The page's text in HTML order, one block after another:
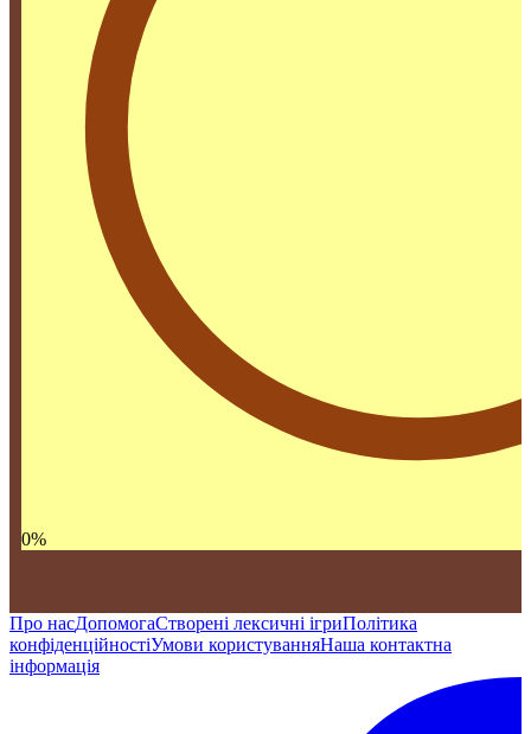
0%
Про насДопомогаСтворені лексичні ігриПолітика
конфіденційностіУмови користуванняНаша контактна
інформація